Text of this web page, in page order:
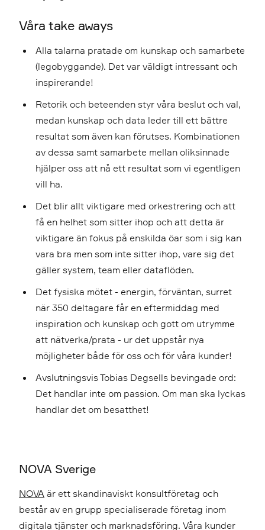
Våra take aways
Alla talarna pratade om kunskap och samarbete
(legobyggande). Det var väldigt intressant och
inspirerande!
Retorik och beteenden styr våra beslut och val,
medan kunskap och data leder till ett bättre
resultat som även kan förutses. Kombinationen
av dessa samt samarbete mellan oliksinnade
hjälper oss att nå ett resultat som vi egentligen
vill ha.
Det blir allt viktigare med orkestrering och att
få en helhet som sitter ihop och att detta är
viktigare än fokus på enskilda öar som i sig kan
vara bra men som inte sitter ihop, vare sig det
gäller system, team eller dataflöden.
Det fysiska mötet - energin, förväntan, surret
när 350 deltagare får en eftermiddag med
inspiration och kunskap och gott om utrymme
att nätverka/prata - ur det uppstår nya
möjligheter både för oss och för våra kunder!
Avslutningsvis Tobias Degsells bevingade ord:
Det handlar inte om passion. Om man ska lyckas
handlar det om besatthet!
NOVA Sverige
NOVA är ett skandinaviskt konsultföretag och
består av en grupp specialiserade företag inom
digitala tjänster och marknadsföring. Våra kunder